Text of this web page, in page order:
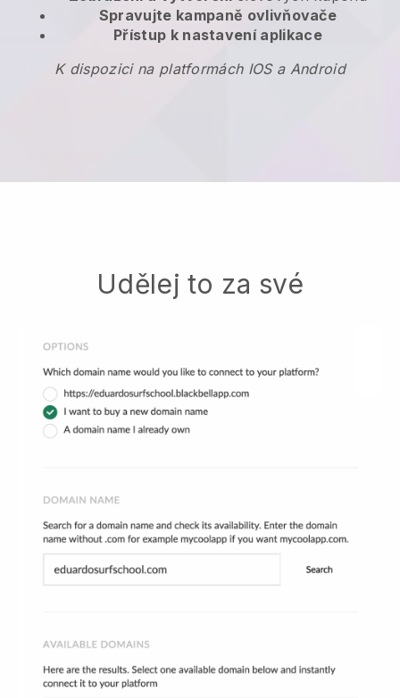
Spravujte kampaně ovlivňovače
Přístup k nastavení aplikace
K dispozici na platformách IOS a Android
Udělej to za své